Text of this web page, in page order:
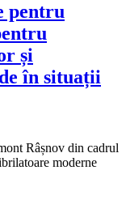
pentru
și
în situații
Râșnov din cadrul
moderne